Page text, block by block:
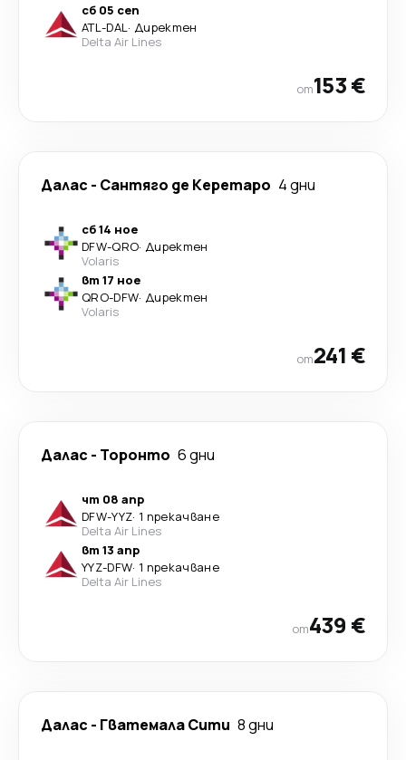
сб 05 сеп
ATL-DAL· Директен
Delta Air Lines
от153 €
Далас - Сантяго де Керетаро 4 дни
сб 14 ное
DFW-QRO· Директен
Volaris
вт 17 ное
QRO-DFW· Директен
Volaris
от241 €
Далас - Торонто 6 дни
чт 08 апр
DFW-YYZ· 1 прекачване
Delta Air Lines
вт 13 апр
YYZ-DFW· 1 прекачване
Delta Air Lines
от439 €
Далас - Гватемала Сити 8 дни